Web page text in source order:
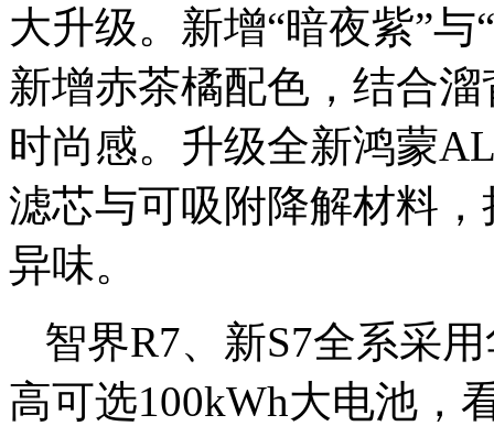
大升级。新增“暗夜紫”
新增赤茶橘配色，结合
时尚感。升级全新鸿蒙
滤芯与可吸附降解材料
异味。
智界R7、新S7全系采
高可选100kWh大电池，